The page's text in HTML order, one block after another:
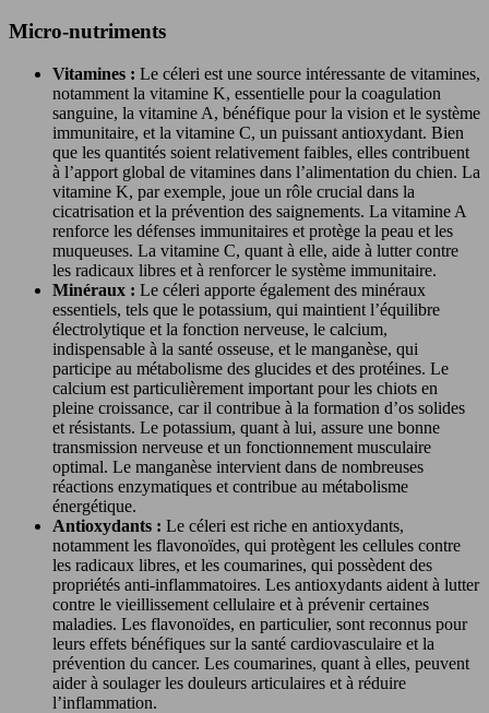
Micro-nutriments
Vitamines : Le céleri est une source intéressante de vitamines,
notamment la vitamine K, essentielle pour la coagulation
sanguine, la vitamine A, bénéfique pour la vision et le système
immunitaire, et la vitamine C, un puissant antioxydant. Bien
que les quantités soient relativement faibles, elles contribuent
à l’apport global de vitamines dans l’alimentation du chien. La
vitamine K, par exemple, joue un rôle crucial dans la
cicatrisation et la prévention des saignements. La vitamine A
renforce les défenses immunitaires et protège la peau et les
muqueuses. La vitamine C, quant à elle, aide à lutter contre
les radicaux libres et à renforcer le système immunitaire.
Minéraux : Le céleri apporte également des minéraux
essentiels, tels que le potassium, qui maintient l’équilibre
électrolytique et la fonction nerveuse, le calcium,
indispensable à la santé osseuse, et le manganèse, qui
participe au métabolisme des glucides et des protéines. Le
calcium est particulièrement important pour les chiots en
pleine croissance, car il contribue à la formation d’os solides
et résistants. Le potassium, quant à lui, assure une bonne
transmission nerveuse et un fonctionnement musculaire
optimal. Le manganèse intervient dans de nombreuses
réactions enzymatiques et contribue au métabolisme
énergétique.
Antioxydants : Le céleri est riche en antioxydants,
notamment les flavonoïdes, qui protègent les cellules contre
les radicaux libres, et les coumarines, qui possèdent des
propriétés anti-inflammatoires. Les antioxydants aident à lutter
contre le vieillissement cellulaire et à prévenir certaines
maladies. Les flavonoïdes, en particulier, sont reconnus pour
leurs effets bénéfiques sur la santé cardiovasculaire et la
prévention du cancer. Les coumarines, quant à elles, peuvent
aider à soulager les douleurs articulaires et à réduire
l’inflammation.